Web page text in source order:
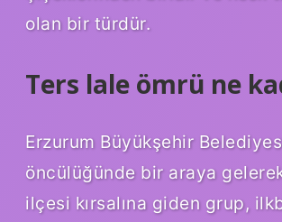
olan bir türdür.
Ters lale ömrü ne
Erzurum Büyükşehir
öncülüğünde bir araya
ilçesi kırsalına giden grup,